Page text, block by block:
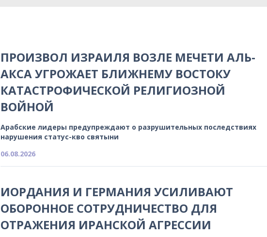
ПРОИЗВОЛ ИЗРАИЛЯ ВОЗЛЕ МЕЧЕТИ АЛЬ-
АКСА УГРОЖАЕТ БЛИЖНЕМУ ВОСТОКУ
КАТАСТРОФИЧЕСКОЙ РЕЛИГИОЗНОЙ
ВОЙНОЙ
Арабские лидеры предупреждают о разрушительных последствиях
нарушения статус-кво святыни
06.08.2026
ИОРДАНИЯ И ГЕРМАНИЯ УСИЛИВАЮТ
ОБОРОННОЕ СОТРУДНИЧЕСТВО ДЛЯ
ОТРАЖЕНИЯ ИРАНСКОЙ АГРЕССИИ